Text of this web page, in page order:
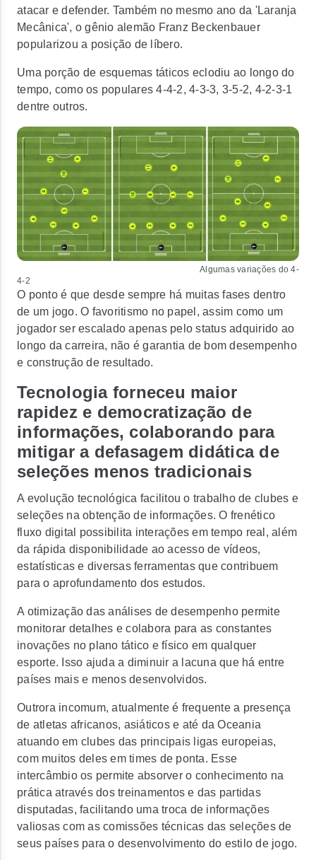
atacar e defender. Também no mesmo ano da 'Laranja
Mecânica', o gênio alemão Franz Beckenbauer
popularizou a posição de líbero.
Uma porção de esquemas táticos eclodiu ao longo do
tempo, como os populares 4-4-2, 4-3-3, 3-5-2, 4-2-3-1
dentre outros.
Algumas variações do 4-
4-2
O ponto é que desde sempre há muitas fases dentro
de um jogo. O favoritismo no papel, assim como um
jogador ser escalado apenas pelo status adquirido ao
longo da carreira, não é garantia de bom desempenho
e construção de resultado.
Tecnologia forneceu maior
rapidez e democratização de
informações, colaborando para
mitigar a defasagem didática de
seleções menos tradicionais
A evolução tecnológica facilitou o trabalho de clubes e
seleções na obtenção de informações. O frenético
fluxo digital possibilita interações em tempo real, além
da rápida disponibilidade ao acesso de vídeos,
estatísticas e diversas ferramentas que contribuem
para o aprofundamento dos estudos.
A otimização das análises de desempenho permite
monitorar detalhes e colabora para as constantes
inovações no plano tático e físico em qualquer
esporte. Isso ajuda a diminuir a lacuna que há entre
países mais e menos desenvolvidos.
Outrora incomum, atualmente é frequente a presença
de atletas africanos, asiáticos e até da Oceania
atuando em clubes das principais ligas europeias,
com muitos deles em times de ponta. Esse
intercâmbio os permite absorver o conhecimento na
prática através dos treinamentos e das partidas
disputadas, facilitando uma troca de informações
valiosas com as comissões técnicas das seleções de
seus países para o desenvolvimento do estilo de jogo.